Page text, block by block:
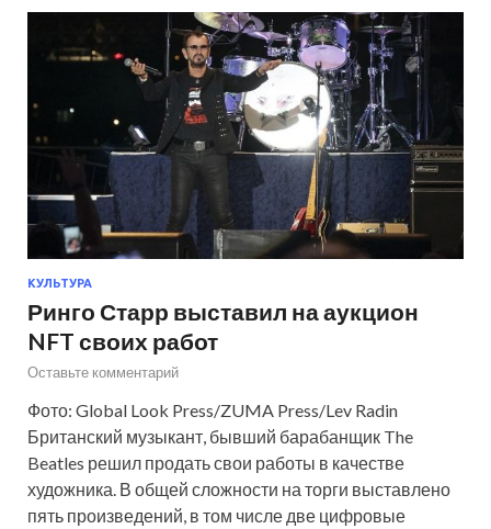
КУЛЬТУРА
Ринго Старр выставил на аукцион
NFT своих работ
Оставьте комментарий
Фото: Global Look Press/ZUMA Press/Lev Radin
Британский музыкант, бывший барабанщик The
Beatles решил продать свои работы в качестве
художника. В общей сложности на торги выставлено
пять произведений, в том числе две цифровые